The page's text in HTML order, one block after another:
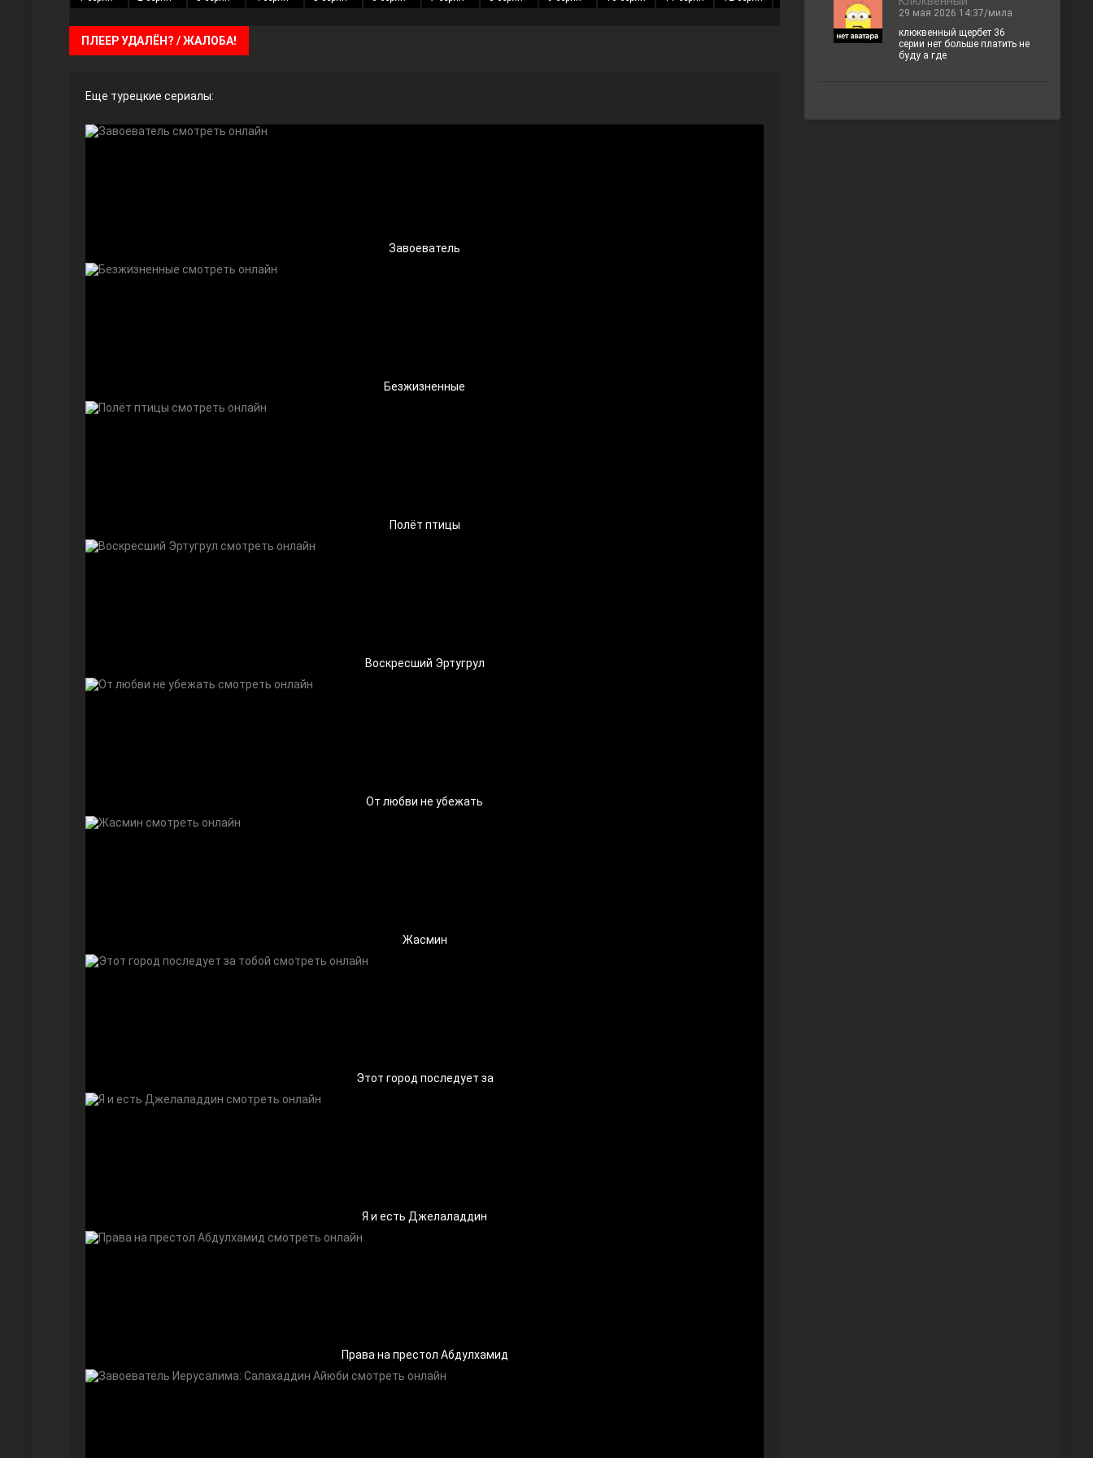
Безграничная любовь
Ранняя пташка
ПЛЕЕР УДАЛЁН? / ЖАЛОБА!
Еще турецкие сериалы:
Завоеватель
Безжизненные
Полёт птицы
Воскресший Эртугрул
От любви не убежать
Жасмин
Этот город последует за
Я и есть Джелаладдин
Права на престол Абдулхамид
29 мая 2026 14:37/мила
клюквенный щербет 36
серии нет больше платить не
буду а где